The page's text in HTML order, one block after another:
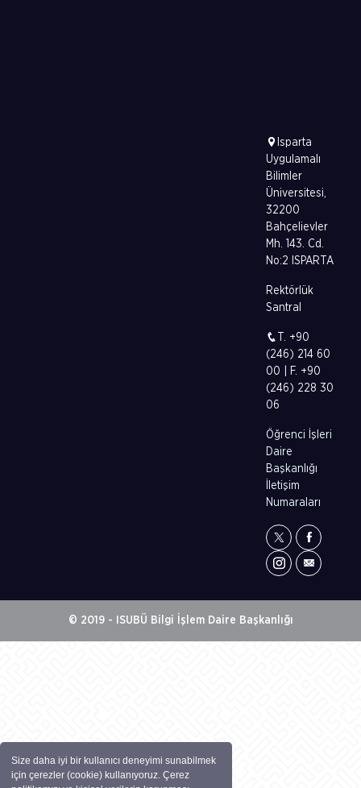
Size daha iyi bir kullanıcı deneyimi sunabilmek
için çerezler (cookie) kullanıyoruz. Çerez
Isparta
Uygulamalı
Bilimler
Üniversitesi,
32200
Bahçelievler
Mh. 143. Cd.
No:2 ISPARTA
Rektörlük
Santral
T. +90
(246) 214 60
00 | F. +90
(246) 228 30
06
Öğrenci İşleri
Daire
Başkanlığı
İletişim
Numaraları
© 2019 - ISUBÜ Bilgi İşlem Daire Başkanlığı